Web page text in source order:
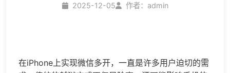
2025-12-05 作者：admin
在iPhone上实现微信多开，一直是许多用户迫切的需